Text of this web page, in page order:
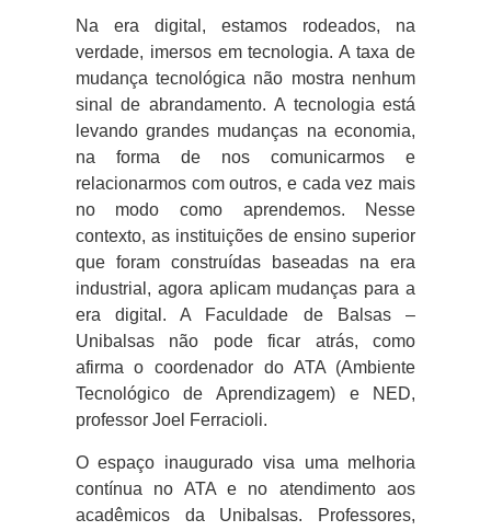
Na era digital, estamos rodeados, na
verdade, imersos em tecnologia. A taxa de
mudança tecnológica não mostra nenhum
sinal de abrandamento. A tecnologia está
levando grandes mudanças na economia,
na forma de nos comunicarmos e
relacionarmos com outros, e cada vez mais
no modo como aprendemos. Nesse
contexto, as instituições de ensino superior
que foram construídas baseadas na era
industrial, agora aplicam mudanças para a
era digital. A Faculdade de Balsas –
Unibalsas não pode ficar atrás, como
afirma o coordenador do ATA (Ambiente
Tecnológico de Aprendizagem) e NED,
professor Joel Ferracioli.
O espaço inaugurado visa uma melhoria
contínua no ATA e no atendimento aos
acadêmicos da Unibalsas. Professores,